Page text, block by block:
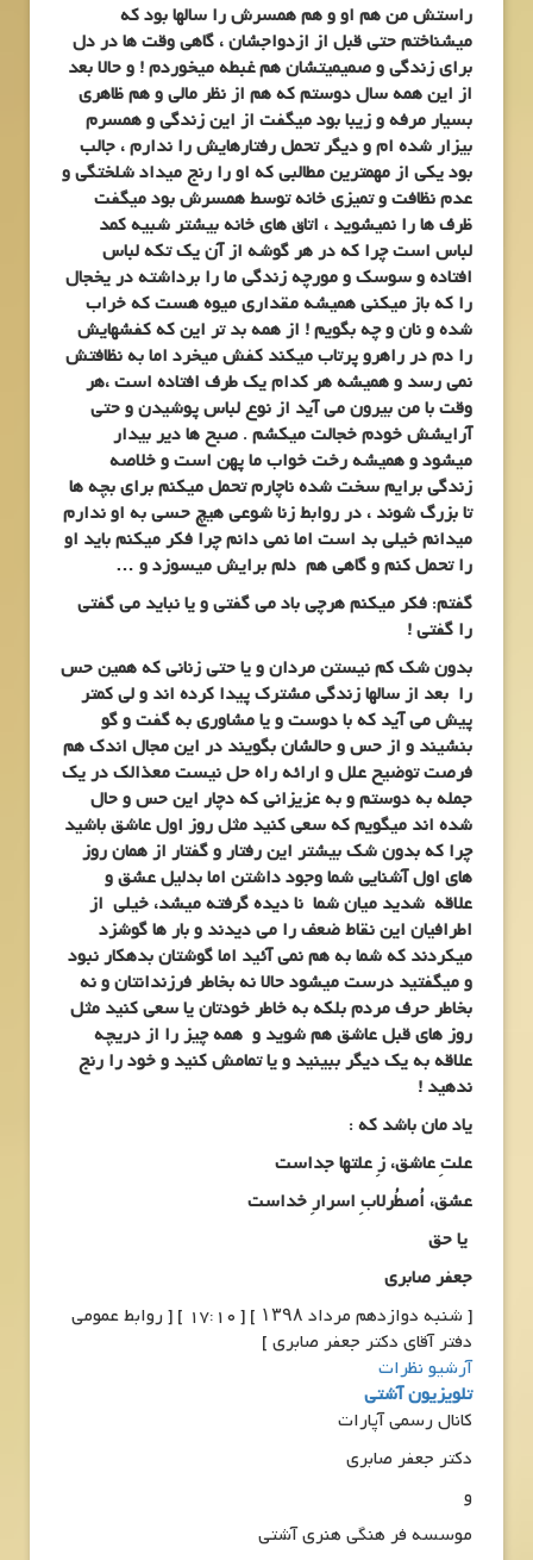
راستش من هم او و هم همسرش را سالها بود که
میشناختم حتی قبل از ازدواجشان ، گاهی وقت ها در دل
برای زندگی و صمیمیتشان هم غبطه میخوردم ! و حالا بعد
از این همه سال دوستم که هم از نظر مالی و هم ظاهری
بسیار مرفه و زیبا بود میگفت از این زندگی و همسرم
بیزار شده ام و دیگر تحمل رفتارهایش را ندارم ، جالب
بود یکی از مهمترین مطالبی که او را رنج میداد شلختگی و
عدم نظافت و تمیزی خانه توسط همسرش بود میگفت
ظرف ها را نمیشوید ، اتاق های خانه بیشتر شبیه کمد
لباس است چرا که در هر گوشه از آن یک تکه لباس
افتاده و سوسک و مورچه زندگی ما را برداشته در یخجال
را که باز میکنی همیشه مقداری میوه هست که خراب
شده و نان و چه بگویم ! از همه بد تر این که کفشهایش
را دم در راهرو پرتاب میکند کفش میخرد اما به نظافتش
نمی رسد و همیشه هر کدام یک طرف افتاده است ،هر
وقت با من بیرون می آید از نوع لباس پوشیدن و حتی
آرایشش خودم خجالت میکشم . صبح ها دیر بیدار
میشود و همیشه رخت خواب ما پهن است و خلاصه
زندگی برایم سخت شده ناچارم تحمل میکنم برای بچه ها
تا بزرگ شوند ، در روابط زنا شوعی هیچ حسی به او ندارم
میدانم خیلی بد است اما نمی دانم چرا فکر میکنم باید او
را تحمل کنم و گاهی هم دلم برایش میسوزد و …
گفتم: فکر میکنم هرچی باد می گفتی و یا نباید می گفتی
را گفتی !
بدون شک کم نیستن مردان و یا حتی زنانی که همین حس
را بعد از سالها زندگی مشترک پیدا کرده اند و لی کمتر
پیش می آید که با دوست و یا مشاوری به گفت و گو
بنشیند و از حس و حالشان بگویند در این مجال اندک هم
فرصت توضیح علل و ارائه راه حل نیست معذالک در یک
جمله به دوستم و به عزیزانی که دچار این حس و حال
شده اند میگویم که سعی کنید مثل روز اول عاشق باشید
چرا که بدون شک بیشتر این رفتار و گفتار از همان روز
های اول آشنایی شما وجود داشتن اما بدلیل عشق و
علاقه شدید میان شما نا دیده گرفته میشد، خیلی از
اطرافیان این نقاط ضعف را می دیدند و بار ها گوشزد
میکردند که شما به هم نمی آئید اما گوشتان بدهکار نبود
و میگفتید درست میشود حالا نه بخاطر فرزندانتان و نه
بخاطر حرف مردم بلکه به خاطر خودتان یا سعی کنید مثل
روز های قبل عاشق هم شوید و همه چیز را از دریچه
علاقه به یک دیگر ببینید و یا تمامش کنید و خود را رنج
ندهید !
یاد مان باشد که :
علتِ عاشق، زِ علتها جداست
عشق، اُصطُرلابِ اسرارِ خداست
یا حق
جعفر صابری
[ شنبه دوازدهم مرداد ۱۳۹۸ ] [ 17:10 ] [ روابط عمومی
دفتر آقای دکتر جعفر صابری ]
آرشیو نظرات
تلویزیون آشتی
کانال رسمی آپارات
دکتر جعفر صابری
و
موسسه فر هنگی هنری آشتی